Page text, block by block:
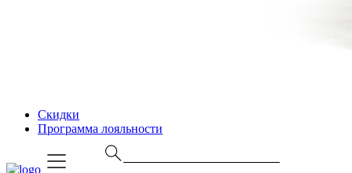
Скидки
Программа лояльности